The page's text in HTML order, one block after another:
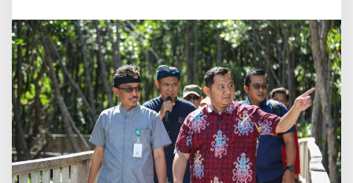
Pembangunan
Berkelanjutan